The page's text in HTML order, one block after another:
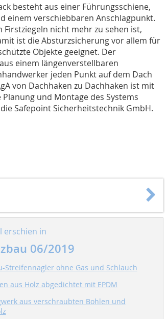
besteht aus einer Führungsschiene,
einem verschiebbaren Anschlagpunkt.
nicht mehr zu sehen ist,
ist die Absturzsicherung vor allem für
Objekte geeignet. Der
einem längenverstellbaren
jeden Punkt auf dem Dach
von Dachhaken zu Dachhaken ist mit
und Montage des Systems
Safepoint Sicherheitstechnik GmbH.
erschien in
06/2019
Streifennagler ohne Gas und Schlauch
aus Holz abgedichtet mit EPDM
aus verschraubten Bohlen und